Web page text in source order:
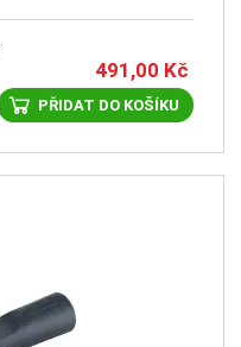
491,00 Kč
PŘIDAT DO KOŠÍKU